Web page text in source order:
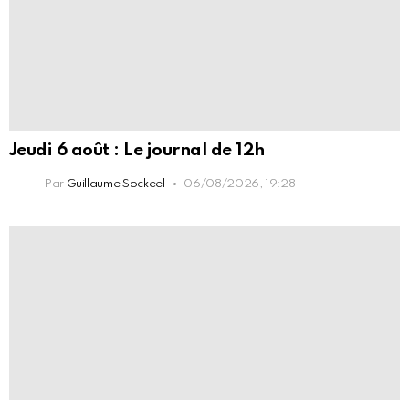
Jeudi 6 août : Le journal de 12h
Par Guillaume Sockeel 06/08/2026, 19:28